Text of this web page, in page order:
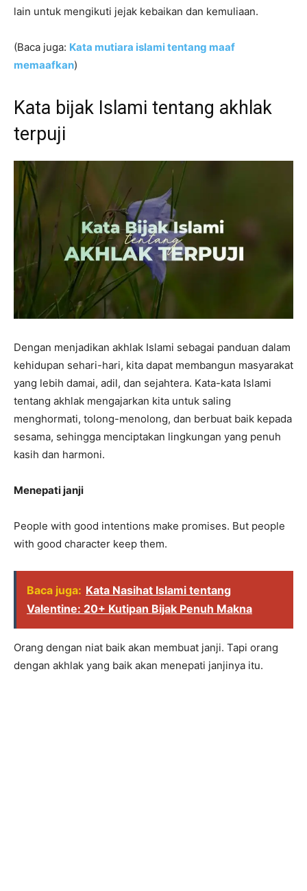
lain untuk mengikuti jejak kebaikan dan kemuliaan.
(Baca juga: Kata mutiara islami tentang maaf
memaafkan)
Kata bijak Islami tentang akhlak
terpuji
Dengan menjadikan akhlak Islami sebagai panduan dalam
kehidupan sehari-hari, kita dapat membangun masyarakat
yang lebih damai, adil, dan sejahtera. Kata-kata Islami
tentang akhlak mengajarkan kita untuk saling
menghormati, tolong-menolong, dan berbuat baik kepada
sesama, sehingga menciptakan lingkungan yang penuh
kasih dan harmoni.
Menepati janji
People with good intentions make promises. But people
with good character keep them.
Baca juga: Kata Nasihat Islami tentang
Valentine: 20+ Kutipan Bijak Penuh Makna
Orang dengan niat baik akan membuat janji. Tapi orang
dengan akhlak yang baik akan menepati janjinya itu.